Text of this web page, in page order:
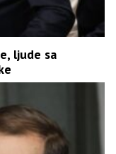
ljude sa